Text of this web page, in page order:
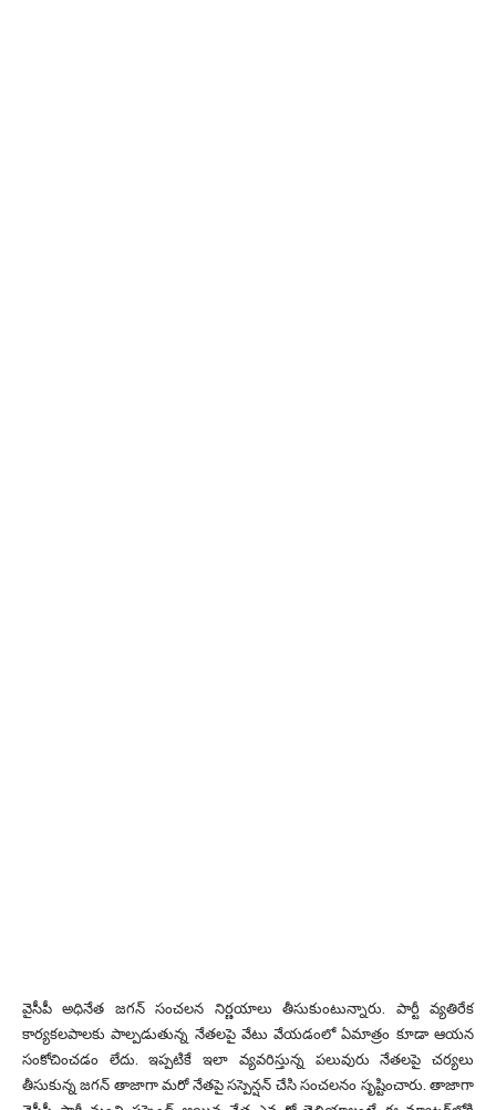
వైసీపీ అధినేత జగన్ సంచలన నిర్ణయాలు తీసుకుంటున్నారు. పార్టీ వ్యతిరేక
కార్యకలపాలకు పాల్పడుతున్న నేతలపై వేటు వేయడంలో ఏమాత్రం కూడా ఆయన
సంకోచించడం లేదు. ఇప్పటికే ఇలా వ్యవరిస్తున్న పలువురు నేతలపై చర్యలు
తీసుకున్న జగన్ తాజాగా మరో నేతపై సస్పెన్షన్ చేసి సంచలనం సృష్టించారు. తాజాగా